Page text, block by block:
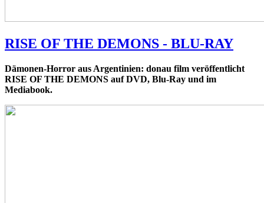
RISE OF THE DEMONS - BLU-RAY
Dämonen-Horror aus Argentinien: donau film veröffentlicht
RISE OF THE DEMONS auf DVD, Blu-Ray und im
Mediabook.